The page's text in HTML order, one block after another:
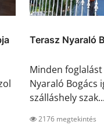
Terasz Nyaraló
Minden
Nyaraló Bogács
szálláshely szak...
2176 megtekintés